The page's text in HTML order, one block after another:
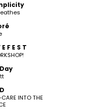
F E S T
INTO THE